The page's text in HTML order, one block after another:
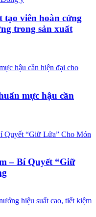
tạo viên hoàn cứng
trong sản xuất
mực hậu cần
– Bí Quyết “Giữ